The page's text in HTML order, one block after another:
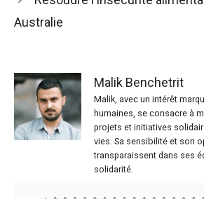
Australie
Malik Benchetrit
Malik, avec un intérêt
humaines, se consacre à
projets et initiatives
vies. Sa sensibilité et son
transparaissent dans ses
solidarité.